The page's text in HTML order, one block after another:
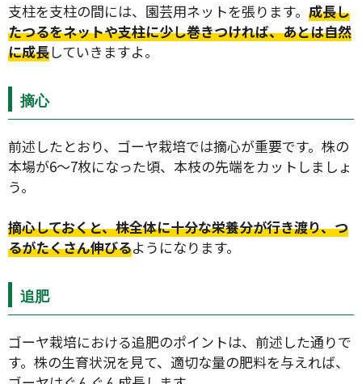
タイプ
絞り込み
支柱を支柱の間には、園芸用ネットを張ります。 成長し
たつるをネットや支柱に少し巻きつければ、あとは自然
に成長していきますよ。
摘心
前述したとおり、ゴーヤ栽培では摘心が重要です。株の
本場が6〜7枚になった頃、本枝の先端をカットしましょ
う。
摘心しておくと、株全体に十分な栄養分が行き渡り、つ
るがたくさん伸びるようになります。
追肥
ゴーヤ栽培における追肥のポイントは、前述した通りで
す。株の生育状況を見て、適切な量の肥料を与えれば、